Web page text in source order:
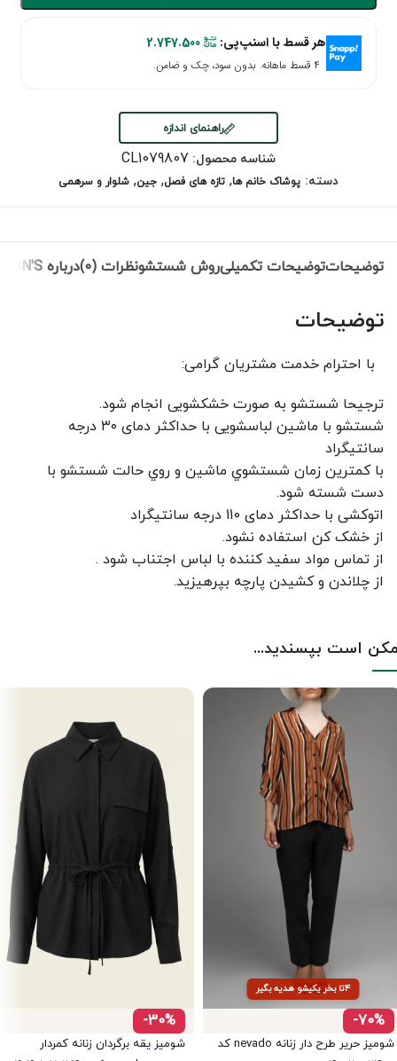
هر قسط با اسنپ‌پی: 2.747.500
۴ قسط ماهانه. بدون سود، چک و ضامن.
راهنمای اندازه
شناسه محصول: CL1079807
دسته: پوشاک خانم ها, تازه های فصل, جین, شلوار و سرهمی
توضیحاتتوضیحات تکمیلیروش شستشونظرات (0) درباره COLIN'S
توضیحات
با احترام خدمت مشتریان گرامی:
ترجیحا شستشو به صورت خشکشویی انجام شود.
شستشو با ماشین لباسشویی با حداکثر دمای ۳۰ درجه
سانتیگراد
با کمترين زمان شستشوي ماشين و روي حالت شستشو با
دست شسته شود.
اتوکشی با حداکثر دمای 110 درجه سانتیگراد
از خشک کن استفاده نشود.
از تماس مواد سفید کننده با لباس اجتناب شود .
از چلاندن و کشيدن پارچه بپرهيزيد.
است بپسندید...
۴تا بخر یکیشو هدیه بگیر
-70%
شومیز حریر طرح دار زنانه nevado کد
-30%
شومیز یقه برگردان زنانه کمردار